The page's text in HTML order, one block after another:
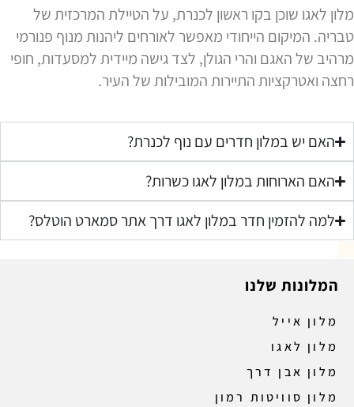
מלון לאגו שוכן בקו ראשון לכנרת, על הטיילת המרכזית של
טבריה. המיקום הייחודי מאפשר לאורחים ליהנות מנוף פנורמי
מרהיב של האגם והרי הגולן, לצד גישה מיידית למסעדות, חופי
רחצה ואטרקציות התיירות המובילות של העיר.
האם יש במלון חדרים עם נוף לכנרת?
האם הארוחות במלון לאגו כשרות?
למה להזמין חדר במלון לאגו דרך אתר סמארט הוטלס?
המלונות שלנו
מלון אייל
מלון לאגו
מלון אבן דרך
מלון סוויטות רמון